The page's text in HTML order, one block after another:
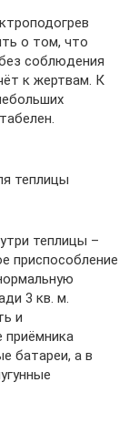
о том, что
соблюдения
к жертвам. К
теплицы
теплицы –
приспособление
3 кв. м.
и
приёмника
батареи, а в